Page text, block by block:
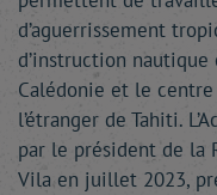
d’aguerrissement
d’instruction
Calédonie et le
l’étranger de Tahiti.
par le président de la
Vila en juillet 2023,